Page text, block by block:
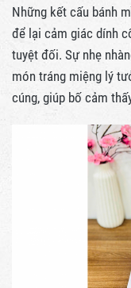
Những kết cấu bánh
để lại cảm giác dính
tuyệt đối. Sự nhẹ
món tráng miệng lý
cúng, giúp bố cảm